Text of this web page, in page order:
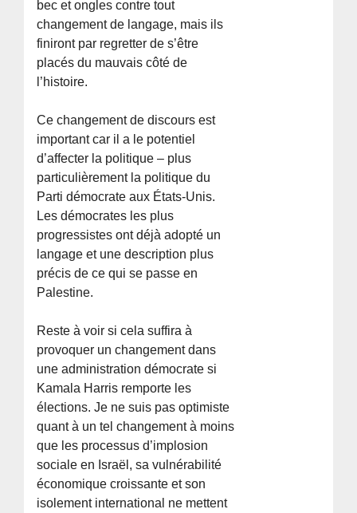
bec et ongles contre tout
changement de langage, mais ils
finiront par regretter de s’être
placés du mauvais côté de
l’histoire.
Ce changement de discours est
important car il a le potentiel
d’affecter la politique – plus
particulièrement la politique du
Parti démocrate aux États-Unis.
Les démocrates les plus
progressistes ont déjà adopté un
langage et une description plus
précis de ce qui se passe en
Palestine.
Reste à voir si cela suffira à
provoquer un changement dans
une administration démocrate si
Kamala Harris remporte les
élections. Je ne suis pas optimiste
quant à un tel changement à moins
que les processus d’implosion
sociale en Israël, sa vulnérabilité
économique croissante et son
isolement international ne mettent